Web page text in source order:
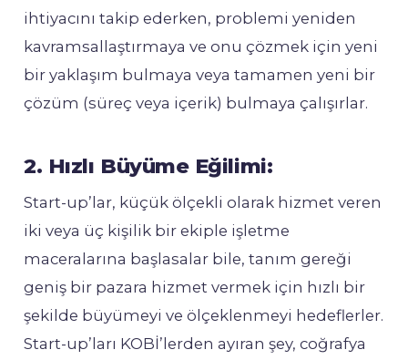
ihtiyacını takip ederken, problemi yeniden
kavramsallaştırmaya ve onu çözmek için yeni
bir yaklaşım bulmaya veya tamamen yeni bir
çözüm (süreç veya içerik) bulmaya çalışırlar.
2. Hızlı Büyüme Eğilimi:
Start-up’lar, küçük ölçekli olarak hizmet veren
iki veya üç kişilik bir ekiple işletme
maceralarına başlasalar bile, tanım gereği
geniş bir pazara hizmet vermek için hızlı bir
şekilde büyümeyi ve ölçeklenmeyi hedeflerler.
Start-up’ları KOBİ’lerden ayıran şey, coğrafya